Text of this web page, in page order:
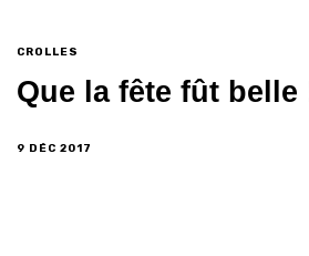
CROLLES
Que la fête fût belle
9 DÉC 2017